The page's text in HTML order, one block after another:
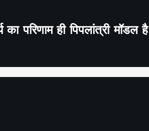
परिणाम ही पिपलांत्री मॉडल है